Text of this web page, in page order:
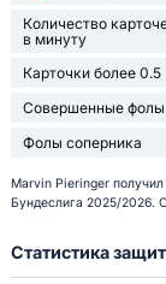
Количество
в минуту
Карточки более 0.5
Совершенные фолы
Фолы соперника
Marvin Pieringer
Бундеслига 2025/2026.
Статистика